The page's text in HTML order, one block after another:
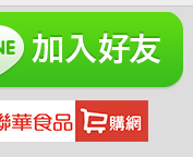
味 無加糖 萬歲牌 蔓
全聯 堅果 萬歲牌小魚
小包裝 全聯 海苔細
糰 芝麻 魚 脆烤